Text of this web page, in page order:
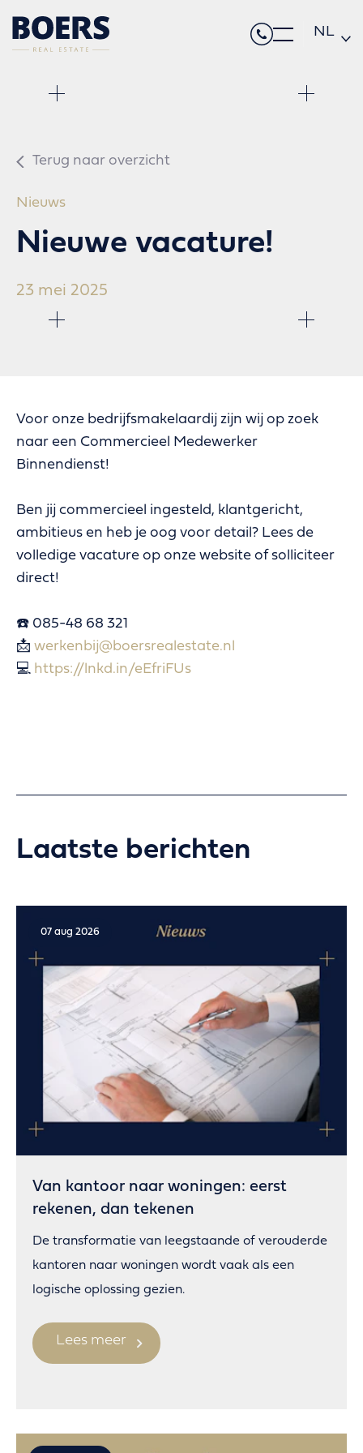
NL
Terug naar overzicht
Nieuws
Nieuwe vacature!
23 mei 2025
Voor onze bedrijfsmakelaardij zijn wij op zoek
naar een Commercieel Medewerker
Binnendienst!
Ben jij commercieel ingesteld, klantgericht,
ambitieus en heb je oog voor detail? Lees de
volledige vacature op onze website of solliciteer
direct!
☎️ 085-48 68 321
📩 werkenbij@boersrealestate.nl
💻 https://lnkd.in/eEfriFUs
Laatste berichten
07 aug 2026
Van kantoor naar woningen: eerst
rekenen, dan tekenen
De transformatie van leegstaande of verouderde
kantoren naar woningen wordt vaak als een
logische oplossing gezien.
Lees meer